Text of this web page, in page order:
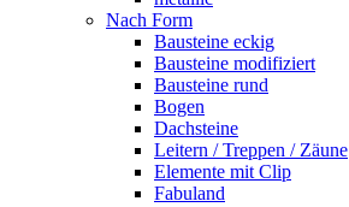
Nach Form
Bausteine eckig
Bausteine modifiziert
Bausteine rund
Bogen
Dachsteine
Leitern / Treppen / Zäune
Elemente mit Clip
Fabuland